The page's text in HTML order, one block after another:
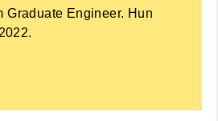
Graduate Engineer. Hun